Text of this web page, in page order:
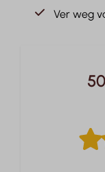
Ver weg